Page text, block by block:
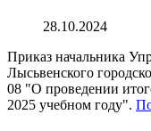
28.10.2024
Приказ начальника
Лысьвенского
08 "О проведении
2025 учебном году".